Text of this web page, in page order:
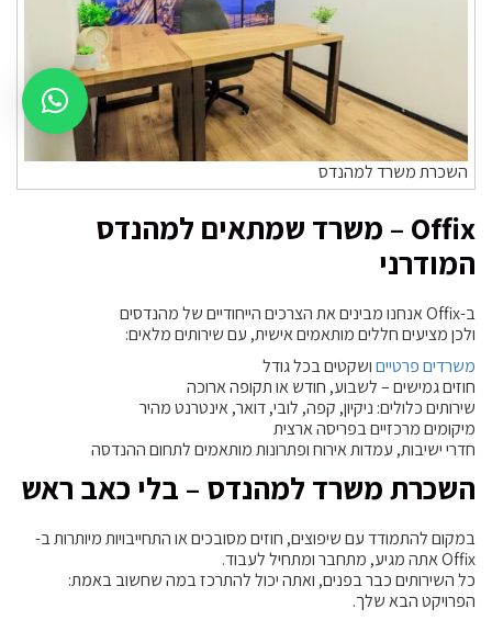
השכרת משרד למהנדס
Offix – משרד שמתאים למהנדס
המודרני
ב-Offix אנחנו מבינים את הצרכים הייחודיים של מהנדסים
ולכן מציעים חללים מותאמים אישית, עם שירותים מלאים:
משרדים פרטייםושקטים בכל גודל
חוזים גמישים – לשבוע, חודש או תקופה ארוכה
שירותים כלולים: ניקיון, קפה, לובי, דואר, אינטרנט מהיר
מיקומים מרכזיים בפריסה ארצית
חדרי ישיבות, עמדות אירוח ופתרונות מותאמים לתחום ההנדסה
השכרת משרד למהנדס – בלי כאב ראש
במקום להתמודד עם שיפוצים, חוזים מסובכים או התחייבויות מיותרות ב-
Offix אתה מגיע, מתחבר ומתחיל לעבוד.
כל השירותים כבר בפנים, ואתה יכול להתרכז במה שחשוב באמת:
הפרויקט הבא שלך.